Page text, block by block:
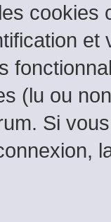
cookies
(lu ou
Si